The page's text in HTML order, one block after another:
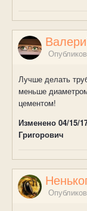
Лучше делать
меньше
цементом!
Изменено 04/15/
Григорович